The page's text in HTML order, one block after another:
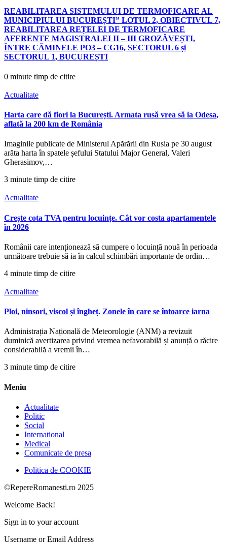
REABILITAREA SISTEMULUI DE TERMOFICARE AL
MUNICIPIULUI BUCUREȘTI” LOTUL 2, OBIECTIVUL 7,
REABILITAREA REȚELEI DE TERMOFICARE
AFERENTE MAGISTRALEI II – III GROZĂVEȘTI,
ÎNTRE CĂMINELE PO3 – CG16, SECTORUL 6 și
SECTORUL 1, BUCUREȘTI
0 minute timp de citire
Actualitate
Harta care dă fiori la București. Armata rusă vrea să ia Odesa,
aflată la 200 km de România
Imaginile publicate de Ministerul Apărării din Rusia pe 30 august
arăta harta în spatele șefului Statului Major General, Valeri
Gherasimov,…
3 minute timp de citire
Actualitate
Crește cota TVA pentru locuințe. Cât vor costa apartamentele
în 2026
Românii care intenționează să cumpere o locuință nouă în perioada
următoare trebuie să ia în calcul schimbări importante de ordin…
4 minute timp de citire
Actualitate
Ploi, ninsori, viscol și îngheț. Zonele în care se întoarce iarna
Administrația Națională de Meteorologie (ANM) a revizuit
duminică avertizarea privind vremea nefavorabilă și anunță o răcire
considerabilă a vremii în…
3 minute timp de citire
Meniu
Actualitate
Politic
Social
International
Medical
Comunicate de presa
Politica de COOKIE
©RepereRomanesti.ro 2025
Welcome Back!
Sign in to your account
Username or Email Address